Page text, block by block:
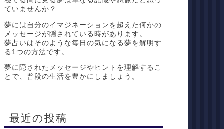
ていませんか？
夢には自分のイマジネーションを超えた何かの
メッセージが隠されている時があります。
夢占いはそのような毎日の気になる夢を解明す
る1つの方法です。
夢に隠されたメッセージやヒントを理解するこ
とで、普段の生活を豊かにしましょう。
最近の投稿